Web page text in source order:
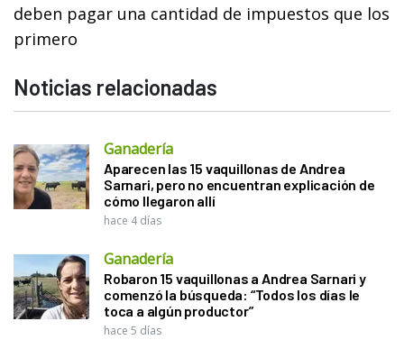
deben pagar una cantidad de impuestos que los
primero
Noticias relacionadas
Ganadería
Aparecen las 15 vaquillonas de Andrea
Sarnari, pero no encuentran explicación de
cómo llegaron allí
hace 4 días
Ganadería
Robaron 15 vaquillonas a Andrea Sarnari y
comenzó la búsqueda: “Todos los días le
toca a algún productor”
hace 5 días